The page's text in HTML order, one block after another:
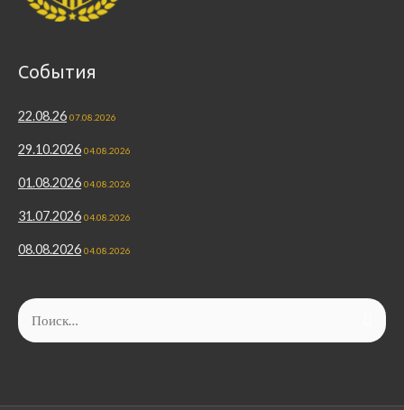
События
22.08.26 07.08.2026
29.10.2026 04.08.2026
01.08.2026 04.08.2026
31.07.2026 04.08.2026
08.08.2026 04.08.2026
Найти: